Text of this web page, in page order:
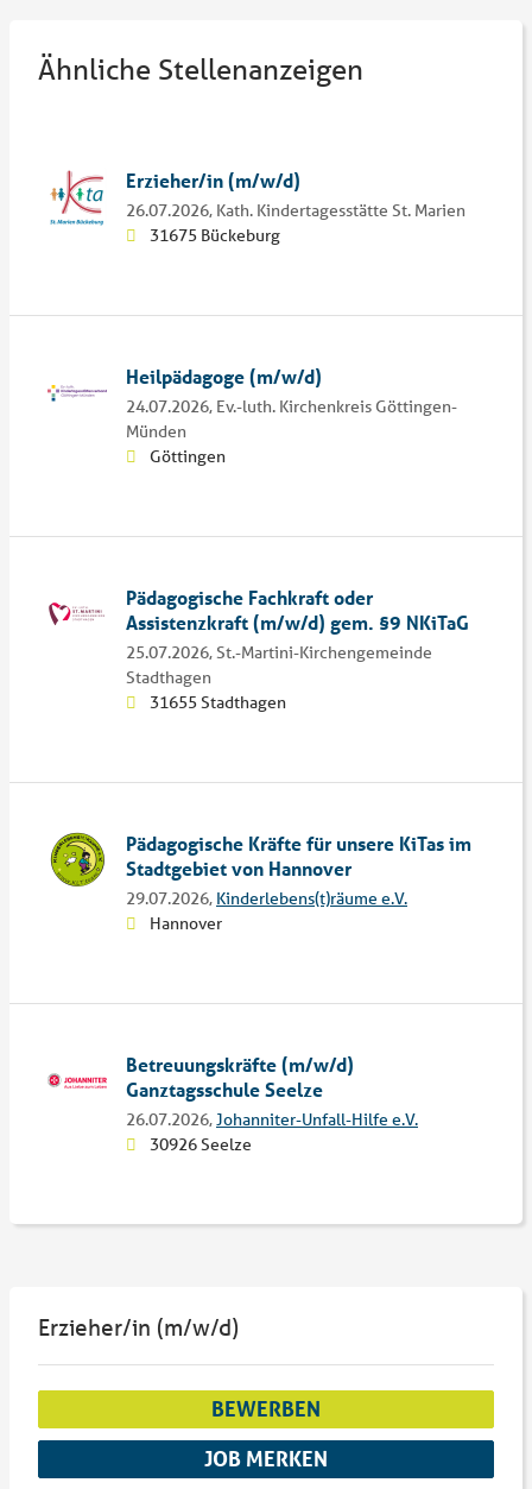
Ähnliche Stellenanzeigen
Erzieher/in (m/w/d)
26.07.2026, Kath. Kindertagesstätte St. Marien
31675 Bückeburg
Heilpädagoge (m/w/d)
24.07.2026, Ev.-luth. Kirchenkreis Göttingen-
Münden
Göttingen
Pädagogische Fachkraft oder
Assistenzkraft (m/w/d) gem. §9 NKiTaG
25.07.2026,St.-Martini-Kirchengemeinde
Stadthagen
31655 Stadthagen
Pädagogische Kräfte für unsere KiTas im
Stadtgebiet von Hannover
29.07.2026, Kinderlebens(t)räume e.V.
Hannover
Betreuungskräfte (m/w/d)
Ganztagsschule Seelze
26.07.2026,Johanniter-Unfall-Hilfe e.V.
30926 Seelze
Erzieher/in (m/w/d)
BEWERBEN
JOB MERKEN